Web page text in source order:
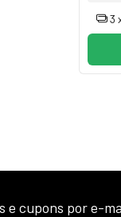
3
e cupons por e-